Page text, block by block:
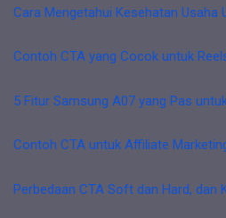
Cara Mengetahui Kesehatan Usaha
Contoh CTA yang Cocok untuk
5 Fitur Samsung A07 yang Pas
Contoh CTA untuk Affiliate
Perbedaan CTA Soft dan Hard, dan